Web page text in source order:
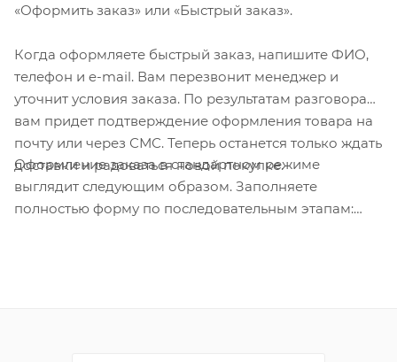
«Оформить заказ» или «Быстрый заказ».
Когда оформляете быстрый заказ, напишите ФИО,
телефон и e-mail. Вам перезвонит менеджер и
уточнит условия заказа. По результатам разговора
вам придет подтверждение оформления товара на
почту или через СМС. Теперь останется только ждать
доставки и радоваться новой покупке.
Оформление заказа в стандартном режиме
выглядит следующим образом. Заполняете
полностью форму по последовательным этапам: